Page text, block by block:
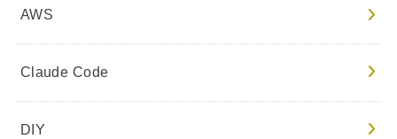
AWS
Claude Code
DIY